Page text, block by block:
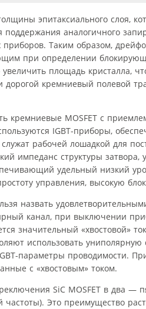
эпитаксиального слоя,
поддержания аналогичного
Таким образом,
при определении
площадь кристалла,
дорогой кремниевый полевой
кремниевые MOSFET с
IGBT-приборы,
рабочей лошадкой для
импеданс структуры
удельный низкий
управления, высокую
назвать
канал, при выключении
значительный «хвостовой»
использовать
параметры проводимости.
с «хвостовым» током.
SiC MOSFET в два —
частоты). Это преимущество